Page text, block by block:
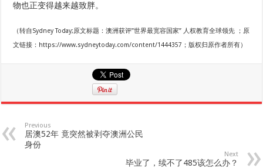
物也正变得越来越致胖。
（转自Sydney Today;原文标题：澳洲获评”世界最宽容国家” 人权教育全球领先 ；原
文链接：https://www.sydneytoday.com/content/1444357；版权归原作者所有）
Previous
居澳52年 竟突然被剥夺澳洲公民
身份
Next
毕业了，续不了485该怎么办？